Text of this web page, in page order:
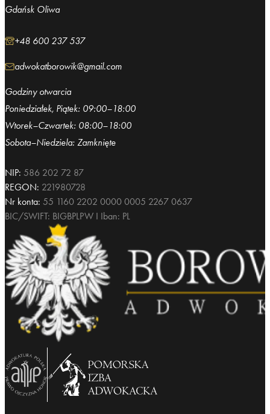
NIP: 586 202 72 87
REGON: 221980728
Nr konta: 55 1160 2202 0000 0005 2267 0637
BIC/SWIFT: BIGBPLPW I Iban: PL
Gdańsk Oliwa
+48 600 237 537
adwokatborowik@gmail.com
Godziny otwarcia
Poniedziałek, Piątek: 09:00–18:00
Wtorek–Czwartek: 08:00–18:00
Sobota–Niedziela: Zamknięte